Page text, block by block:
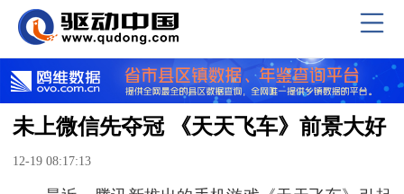
未上微信先夺冠 《天天飞车》前景大好
12-19 08:17:13